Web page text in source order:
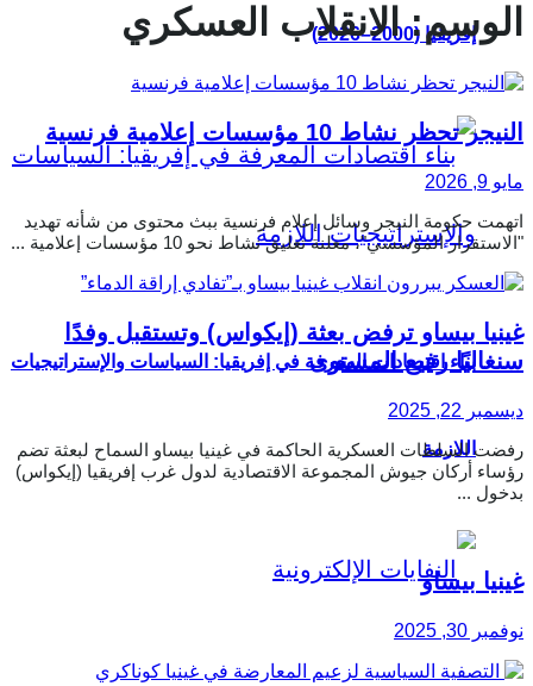
إفريقيا (2000–2026)
بناء اقتصادات المعرفة في إفريقيا: السياسات والإستراتيجيات
اللازمة
الوسم:الانقلاب العسكري
النيجر تحظر نشاط 10 مؤسسات إعلامية فرنسية
مايو 9, 2026
اتهمت حكومة النيجر وسائل إعلام فرنسية ببث محتوى من شأنه تهديد
"الاستقرار المؤسسي"، معلنة تعليق نشاط نحو 10 مؤسسات إعلامية ...
غينيا بيساو ترفض بعثة (إيكواس) وتستقبل وفدًا
سنغاليًا رفيع المستوى
ديسمبر 22, 2025
رفضت السلطات العسكرية الحاكمة في غينيا بيساو السماح لبعثة تضم
رؤساء أركان جيوش المجموعة الاقتصادية لدول غرب إفريقيا (إيكواس)
بدخول ...
غينيا بيساو
نوفمبر 30, 2025